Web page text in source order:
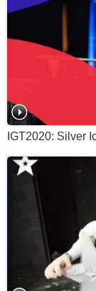
IGT2020: Silver